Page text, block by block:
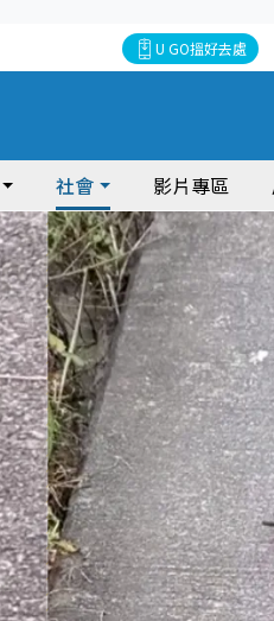
U GO搵好去處
社會 影片專區